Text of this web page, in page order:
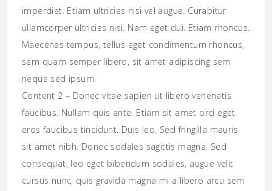
imperdiet. Etiam ultricies nisi vel augue. Curabitur
ullamcorper ultricies nisi. Nam eget dui. Etiam rhoncus.
Maecenas tempus, tellus eget condimentum rhoncus,
sem quam semper libero, sit amet adipiscing sem
neque sed ipsum.
Content 2 – Donec vitae sapien ut libero venenatis
faucibus. Nullam quis ante. Etiam sit amet orci eget
eros faucibus tincidunt. Duis leo. Sed fringilla mauris
sit amet nibh. Donec sodales sagittis magna. Sed
consequat, leo eget bibendum sodales, augue velit
cursus nunc, quis gravida magna mi a libero arcu sem